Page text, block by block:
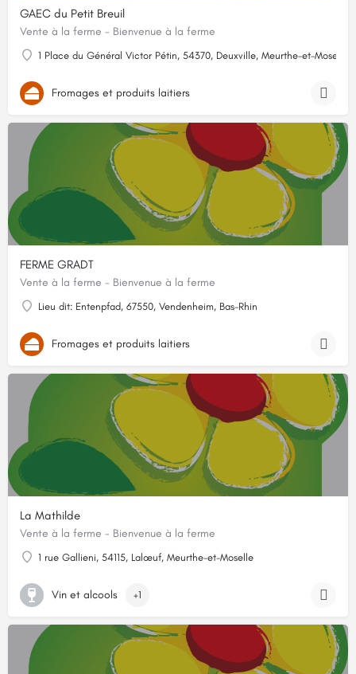
GAEC du Petit Breuil
Vente à la ferme - Bienvenue à la ferme
1 Place du Général Victor Pétin, 54370, Deuxville, Meurthe-et-Moselle
Fromages et produits laitiers
FERME GRADT
Vente à la ferme - Bienvenue à la ferme
Lieu dit: Entenpfad, 67550, Vendenheim, Bas-Rhin
Fromages et produits laitiers
La Mathilde
Vente à la ferme - Bienvenue à la ferme
1 rue Gallieni, 54115, Lalœuf, Meurthe-et-Moselle
Vin et alcools +1